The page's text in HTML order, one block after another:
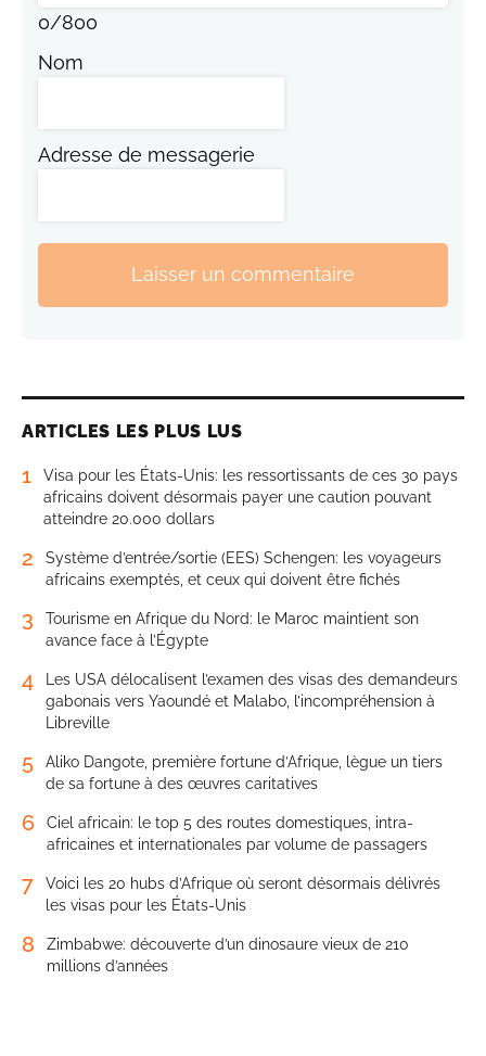
0/800
Nom
Adresse de messagerie
Laisser un commentaire
ARTICLES LES PLUS LUS
1
Visa pour les États-Unis: les ressortissants de ces 30 pays
africains doivent désormais payer une caution pouvant
atteindre 20.000 dollars
2
Système d’entrée/sortie (EES) Schengen: les voyageurs
africains exemptés, et ceux qui doivent être fichés
3
Tourisme en Afrique du Nord: le Maroc maintient son
avance face à l’Égypte
4
Les USA délocalisent l’examen des visas des demandeurs
gabonais vers Yaoundé et Malabo, l’incompréhension à
Libreville
5
Aliko Dangote, première fortune d’Afrique, lègue un tiers
de sa fortune à des œuvres caritatives
6
Ciel africain: le top 5 des routes domestiques, intra-
africaines et internationales par volume de passagers
7
Voici les 20 hubs d’Afrique où seront désormais délivrés
les visas pour les États-Unis
8
Zimbabwe: découverte d’un dinosaure vieux de 210
millions d’années